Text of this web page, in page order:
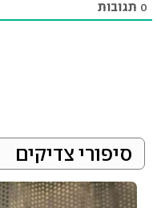
0 תגובות
סיפורי צדיקים